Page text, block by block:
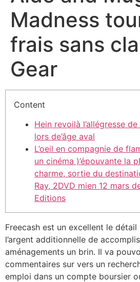
Madness
frais sans
Gear
Content
Hein revoilà l’allégresse
lors de’âge aval
L’oeil en compagnie de
un cinéma )’épouvante la
charme, sortie du
Ray, 2DVD mien 12 mars
Editions
Freecash est un excellent le
l’argent additionnelle de
aménagements un brin. Il va
commentaires sur vers un
emploi dans un compte boursier